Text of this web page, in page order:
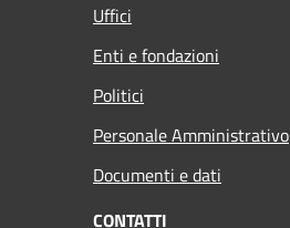
Uffici
Enti e fondazioni
Politici
Personale Amministrativo
Documenti e dati
CONTATTI